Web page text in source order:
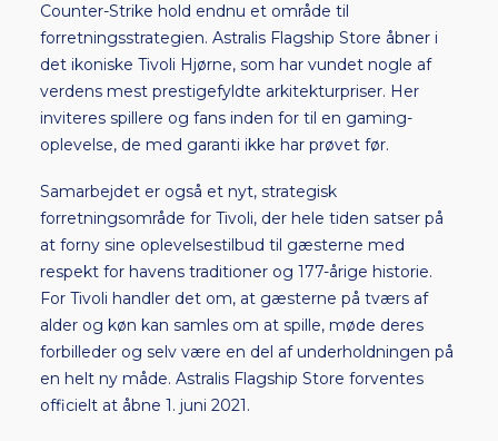
Counter-Strike hold endnu et område til
forretningsstrategien. Astralis Flagship Store åbner i
det ikoniske Tivoli Hjørne, som har vundet nogle af
verdens mest prestigefyldte arkitekturpriser. Her
inviteres spillere og fans inden for til en gaming-
oplevelse, de med garanti ikke har prøvet før.
Samarbejdet er også et nyt, strategisk
forretningsområde for Tivoli, der hele tiden satser på
at forny sine oplevelsestilbud til gæsterne med
respekt for havens traditioner og 177-årige historie.
For Tivoli handler det om, at gæsterne på tværs af
alder og køn kan samles om at spille, møde deres
forbilleder og selv være en del af underholdningen på
en helt ny måde. Astralis Flagship Store forventes
officielt at åbne 1. juni 2021.